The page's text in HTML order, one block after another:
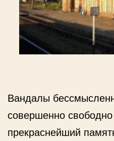
Вандалы
совершенно
прекраснейший